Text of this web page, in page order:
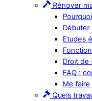
Rénover
Etudes
Droit de
FAQ :
Me
Quels